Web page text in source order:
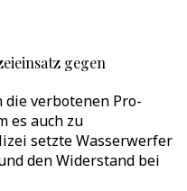
gegen
verbotenen Pro-
es auch zu
setzte Wasserwerfer
den Widerstand bei